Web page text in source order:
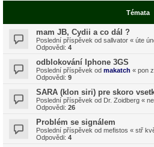
Témata
mam JB, Cydii a co dál ?
Poslední příspěvek od sallvator « úte
Odpovědi: 4
odblokování Iphone 3GS
Poslední příspěvek od makatch « pon
Odpovědi: 9
SARA (klon siri) pre skoro
Poslední příspěvek od Dr. Zoidberg «
Odpovědi: 26
Problém se signálem
Poslední příspěvek od mefistos « stř
Odpovědi: 4